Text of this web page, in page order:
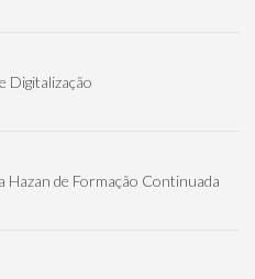
Digitalização
Hazan de Formação Continuada